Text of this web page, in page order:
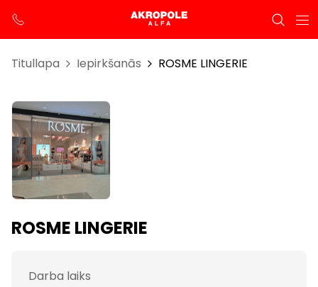
Titullapa Iepirkšanās ROSME LINGERIE
ROSME LINGERIE
Darba laiks